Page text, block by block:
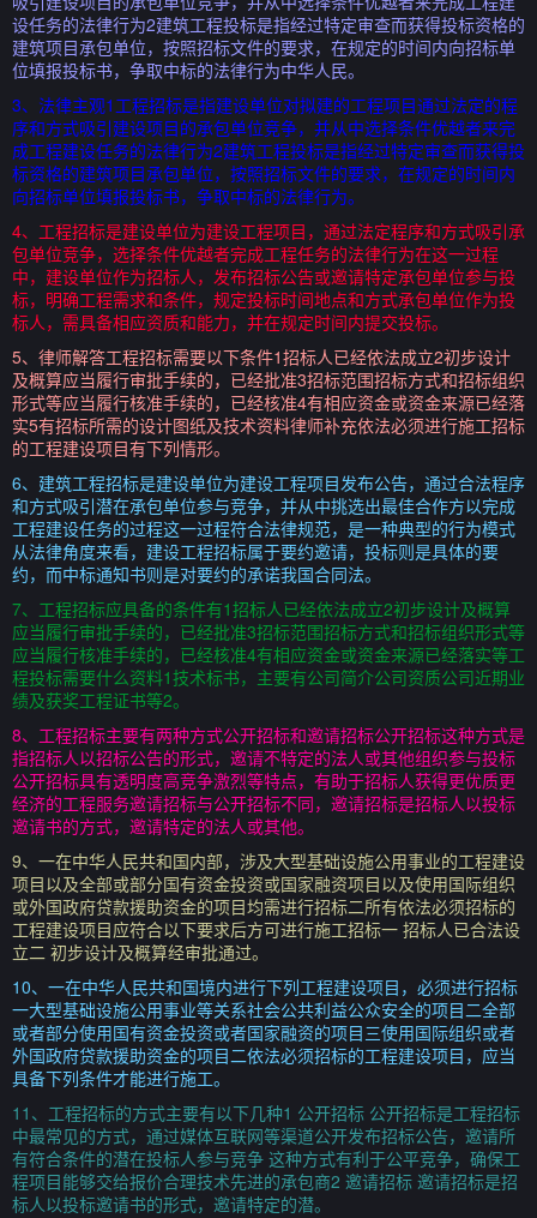
设任务的法律行为2建筑工程投标是指经过特定审查而获得投标资格的
建筑项目承包单位，按照招标文件的要求，在规定的时间内向招标单
位填报投标书，争取中标的法律行为中华人民。
3、法律主观1工程招标是指建设单位对拟建的工程项目通过法定的程
序和方式吸引建设项目的承包单位竞争，并从中选择条件优越者来完
成工程建设任务的法律行为2建筑工程投标是指经过特定审查而获得投
标资格的建筑项目承包单位，按照招标文件的要求，在规定的时间内
向招标单位填报投标书，争取中标的法律行为。
4、工程招标是建设单位为建设工程项目，通过法定程序和方式吸引承
包单位竞争，选择条件优越者完成工程任务的法律行为在这一过程
中，建设单位作为招标人，发布招标公告或邀请特定承包单位参与投
标，明确工程需求和条件，规定投标时间地点和方式承包单位作为投
标人，需具备相应资质和能力，并在规定时间内提交投标。
5、律师解答工程招标需要以下条件1招标人已经依法成立2初步设计
及概算应当履行审批手续的，已经批准3招标范围招标方式和招标组织
形式等应当履行核准手续的，已经核准4有相应资金或资金来源已经落
实5有招标所需的设计图纸及技术资料律师补充依法必须进行施工招标
的工程建设项目有下列情形。
6、建筑工程招标是建设单位为建设工程项目发布公告，通过合法程序
和方式吸引潜在承包单位参与竞争，并从中挑选出最佳合作方以完成
工程建设任务的过程这一过程符合法律规范，是一种典型的行为模式
从法律角度来看，建设工程招标属于要约邀请，投标则是具体的要
约，而中标通知书则是对要约的承诺我国合同法。
7、工程招标应具备的条件有1招标人已经依法成立2初步设计及概算
应当履行审批手续的，已经批准3招标范围招标方式和招标组织形式等
应当履行核准手续的，已经核准4有相应资金或资金来源已经落实等工
程投标需要什么资料1技术标书，主要有公司简介公司资质公司近期业
绩及获奖工程证书等2。
8、工程招标主要有两种方式公开招标和邀请招标公开招标这种方式是
指招标人以招标公告的形式，邀请不特定的法人或其他组织参与投标
公开招标具有透明度高竞争激烈等特点，有助于招标人获得更优质更
经济的工程服务邀请招标与公开招标不同，邀请招标是招标人以投标
邀请书的方式，邀请特定的法人或其他。
9、一在中华人民共和国内部，涉及大型基础设施公用事业的工程建设
项目以及全部或部分国有资金投资或国家融资项目以及使用国际组织
或外国政府贷款援助资金的项目均需进行招标二所有依法必须招标的
工程建设项目应符合以下要求后方可进行施工招标一 招标人已合法设
立二 初步设计及概算经审批通过。
10、一在中华人民共和国境内进行下列工程建设项目，必须进行招标
一大型基础设施公用事业等关系社会公共利益公众安全的项目二全部
或者部分使用国有资金投资或者国家融资的项目三使用国际组织或者
外国政府贷款援助资金的项目二依法必须招标的工程建设项目，应当
具备下列条件才能进行施工。
11、工程招标的方式主要有以下几种1 公开招标 公开招标是工程招标
中最常见的方式，通过媒体互联网等渠道公开发布招标公告，邀请所
有符合条件的潜在投标人参与竞争 这种方式有利于公平竞争，确保工
程项目能够交给报价合理技术先进的承包商2 邀请招标 邀请招标是招
标人以投标邀请书的形式，邀请特定的潜。